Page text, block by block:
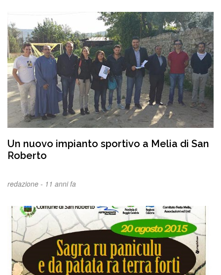
Un nuovo impianto sportivo a Melia di San
Roberto
redazione - 11 anni fa